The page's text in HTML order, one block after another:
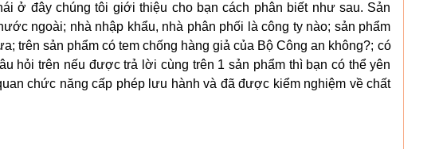
ở đây chúng tôi giới thiệu cho bạn cách phân biết như sau. Sản
ngoài; nhà nhập khẩu, nhà phân phối là công ty nào; sản phẩm
trên sản phẩm có tem chống hàng giả của Bộ Công an không?; có
hỏi trên nếu được trả lời cùng trên 1 sản phẩm thì bạn có thể yên
chức năng cấp phép lưu hành và đã được kiểm nghiệm về chất